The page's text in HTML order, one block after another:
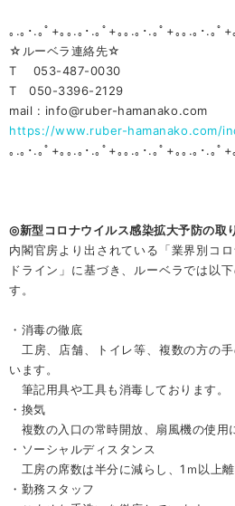
｡.｡･.｡ﾟ+｡｡.｡･.｡ﾟ+｡｡.｡･.｡ﾟ+｡｡.｡･.｡ﾟ+
☆ルーベラ連絡先☆
T 053-487-0030
T 050-3396-2129
mail : info@ruber-hamanako.com
https://www.ruber-hamanako.com/
｡.｡･.｡ﾟ+｡｡.｡･.｡ﾟ+｡｡.｡･.｡ﾟ+｡｡.｡･.｡ﾟ+
◎新型コロナウイルス感染拡大予防の取
内閣官房より出されている「業界別コ
ドライン」に基づき、ルーベラでは以
す。
・消毒の徹底
工房、店舗、トイレ等、複数の方の
います。
筆記用具や工具も消毒しております。
・換気
複数の入口の常時開放、扇風機の使用
・ソーシャルディスタンス
工房の席数は半分に減らし、1ｍ以上離
・勤務スタッフ